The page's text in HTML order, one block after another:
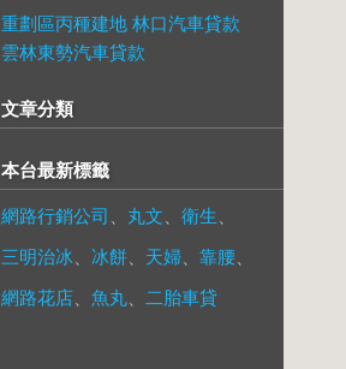
重劃區丙種建地 林口汽車貸款
雲林東勢汽車貸款
文章分類
本台最新標籤
網路行銷公司 丸文 衛生
三明治冰
冰餅 天婦 靠腰
網路花店
魚丸 二胎車貸